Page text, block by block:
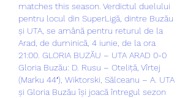
matches this season. Verdictul duelului
pentru locul din SuperLigă, dintre Buzău
și UTA, se amână pentru returul de la
Arad, de duminică, 4 iunie, de la ora
21:00. GLORIA BUZĂU – UTA ARAD 0-0
Gloria Buzău: D. Rusu – Oteliță, Vîrtej
(Marku 44′), Wiktorski, Sălceanu – A. UTA
și Gloria Buzău își joacă întregul sezon